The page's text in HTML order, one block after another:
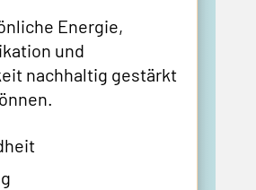
Energie,
und
nachhaltig gestärkt